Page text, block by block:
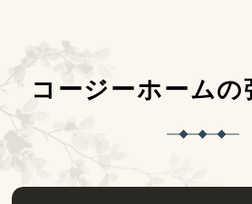
コージーホームの